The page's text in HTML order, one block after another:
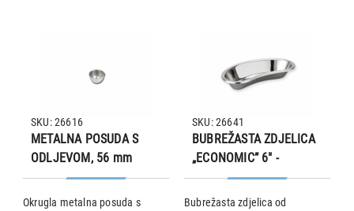
METALNA POSUDA S
ODLJEVOM, 56 mm
Okrugla metalna posuda s
SKU: 26616
BUBREŽASTA ZDJELICA
„ECONOMIC” 6" -
162x77x31 mm
Bubrežasta zdjelica od
SKU: 26641